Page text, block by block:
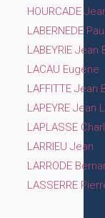
HOURCADE
LABERNEDE
LABEYRIE Jean
LACAU Eugène
LAFFITTE Jean
LAPEYRE Jean
LAPLASSE
LARRIEU Jean
LARRODE
LASSERRE